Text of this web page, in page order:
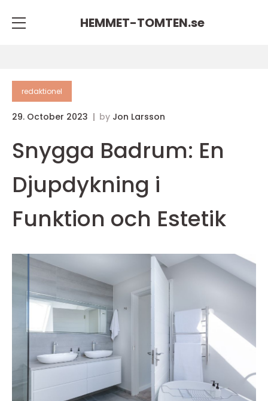
HEMMET-TOMTEN.se
redaktionel
29. October 2023 by Jon Larsson
Snygga Badrum: En
Djupdykning i
Funktion och Estetik